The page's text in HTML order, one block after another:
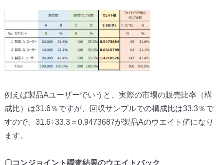
例えば製品Aユーザーでいうと、実際の市場の販売比率（構
成比）は31.6％ですが、回収サンプルでの構成比は33.3％で
すので、31.6÷33.3＝0.9473687が製品Aのウエイト値になり
ます。
〇コンジョイント調査結果のウエイトバック